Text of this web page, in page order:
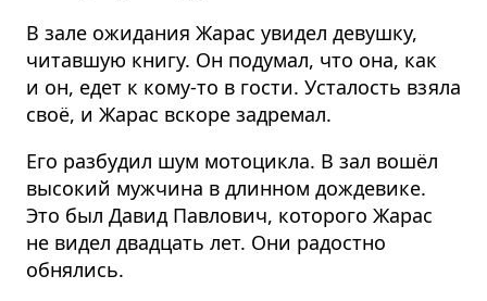
В зале ожидания Жарас увидел девушку,
читавшую книгу. Он подумал, что она, как
и он, едет к кому-то в гости. Усталость взяла
своё, и Жарас вскоре задремал.
Его разбудил шум мотоцикла. В зал вошёл
высокий мужчина в длинном дождевике.
Это был Давид Павлович, которого Жарас
не видел двадцать лет. Они радостно
обнялись.